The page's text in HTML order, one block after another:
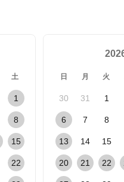
土
1
8
15
22
日 月 火
30 31 1
6 7 8
13 14 15
20 21 22